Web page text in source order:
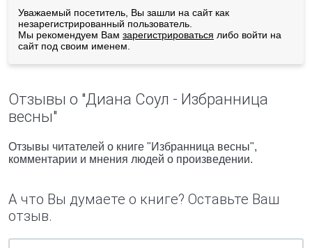
Уважаемый посетитель, Вы зашли на сайт как
незарегистрированный пользователь.
Мы рекомендуем Вам зарегистрироваться либо войти на
сайт под своим именем.
Отзывы о "Диана Соул - Избранница
весны"
Отзывы читателей о книге "Избранница весны",
комментарии и мнения людей о произведении.
А что Вы думаете о книге? Оставьте Ваш
отзыв.